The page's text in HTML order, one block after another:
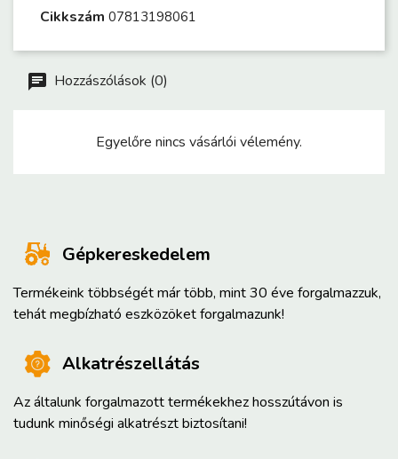
Cikkszám 07813198061
Hozzászólások (0)
Egyelőre nincs vásárlói vélemény.
Gépkereskedelem
Termékeink többségét már több, mint 30 éve forgalmazzuk,
tehát megbízható eszközöket forgalmazunk!
Alkatrészellátás
Az általunk forgalmazott termékekhez hosszútávon is
tudunk minőségi alkatrészt biztosítani!